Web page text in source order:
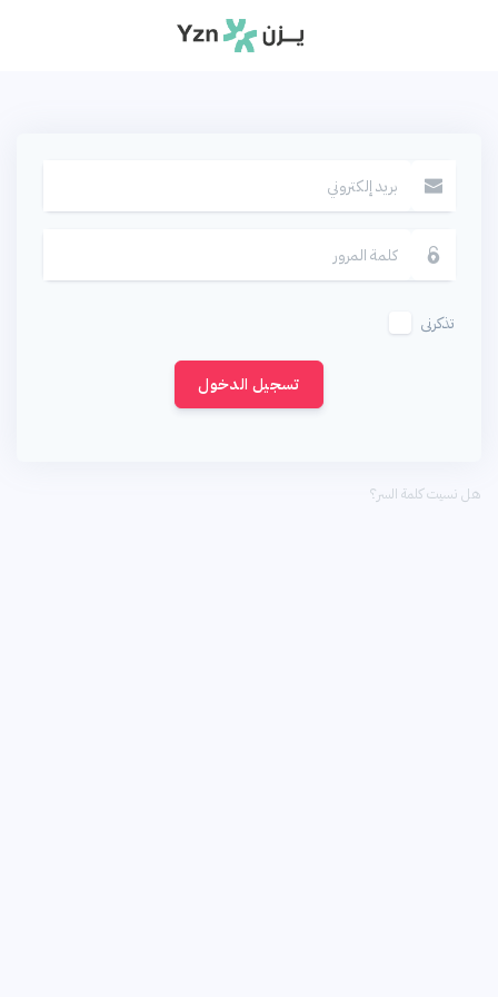
تذكرنى
تسجيل الدخول
هل نسيت كلمة السر؟